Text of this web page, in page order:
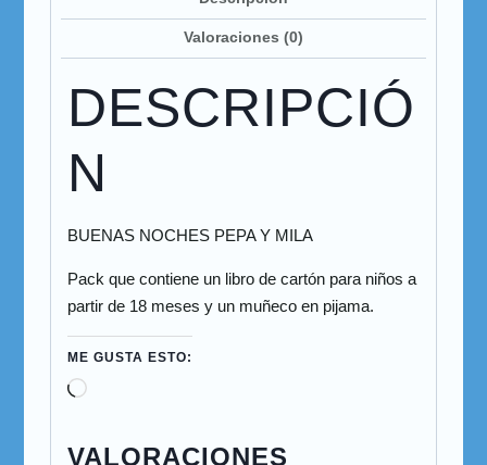
Valoraciones (0)
DESCRIPCIÓ
N
BUENAS NOCHES PEPA Y MILA
Pack que contiene un libro de cartón para niños a
partir de 18 meses y un muñeco en pijama.
ME GUSTA ESTO:
VALORACIONES